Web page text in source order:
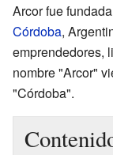
Arcor fue
Córdoba,
emprendedores,
nombre "Arcor"
"Córdoba".